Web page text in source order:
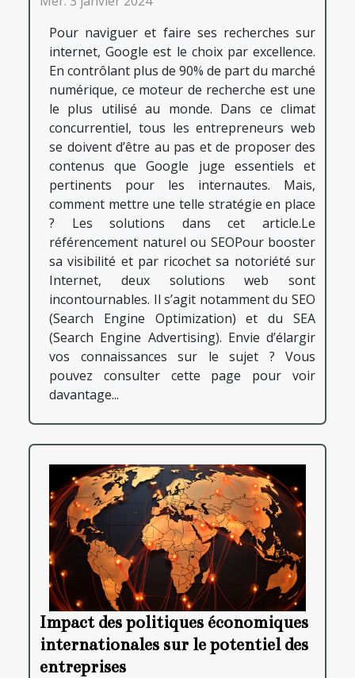
Pour naviguer et faire ses recherches sur
internet, Google est le choix par excellence.
En contrôlant plus de 90% de part du marché
numérique, ce moteur de recherche est une
le plus utilisé au monde. Dans ce climat
concurrentiel, tous les entrepreneurs web
se doivent d’être au pas et de proposer des
contenus que Google juge essentiels et
pertinents pour les internautes. Mais,
comment mettre une telle stratégie en place
? Les solutions dans cet article.Le
référencement naturel ou SEOPour booster
sa visibilité et par ricochet sa notoriété sur
Internet, deux solutions web sont
incontournables. Il s’agit notamment du SEO
(Search Engine Optimization) et du SEA
(Search Engine Advertising). Envie d’élargir
vos connaissances sur le sujet ? Vous
pouvez consulter cette page pour voir
davantage...
Impact des politiques économiques
internationales sur le potentiel des
entreprises